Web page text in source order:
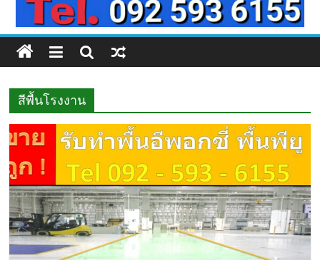
โรงงาน
พื้น
อีพ็
อก
ซี่
ราคา
ถูก
สีพื้นโรงงาน